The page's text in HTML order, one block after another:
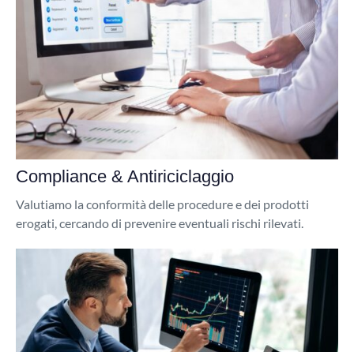
Compliance & Antiriciclaggio
Valutiamo la conformità delle procedure e dei prodotti
erogati, cercando di prevenire eventuali rischi rilevati.